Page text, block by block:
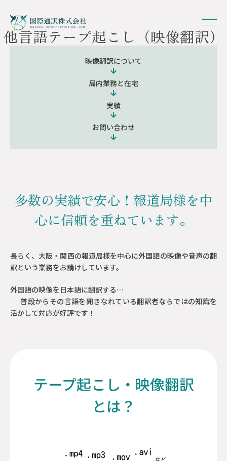
他言語テープ起こし（映像翻訳）
映像翻訳について
局内業務と在宅
実績
お問い合わせ
多数の実績で安心！報道局様を中
心に信頼を重ねています。
長らく、大阪・関西の報道局様を中心に外国語の映像や音声の翻
訳という業務をお請けしています。
外国語の映像を日本語に翻訳する…
普段からその言語を聞きなれている翻訳者ならではの知識を
活かして対応が好評です！
テープ起こし・映像翻訳
とは？